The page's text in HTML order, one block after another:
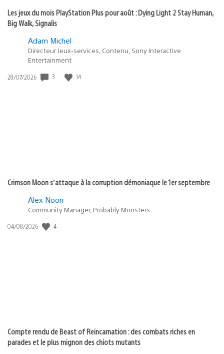
Les jeux du mois PlayStation Plus pour août : Dying Light 2 Stay Human,
Big Walk, Signalis
Adam Michel
Directeur Jeux-services, Contenu, Sony Interactive
Entertainment
Date
28/07/2026 3 14
Crimson Moon s’attaque à la corruption démoniaque le 1er septembre
Alex Noon
Community Manager, Probably Monsters
Date
04/08/2026 4
Compte rendu de Beast of Reincarnation : des combats riches en
parades et le plus mignon des chiots mutants